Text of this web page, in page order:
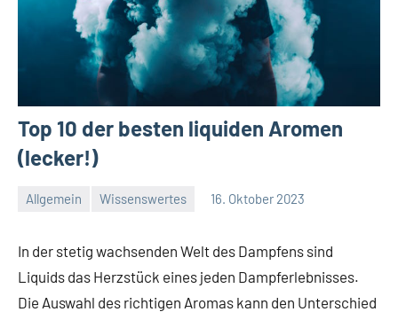
Top 10 der besten liquiden Aromen
(lecker!)
Allgemein Wissenswertes 16. Oktober 2023
Redaktion
Keine
In der stetig wachsenden Welt des Dampfens sind
Liquids das Herzstück eines jeden Dampferlebnisses.
Die Auswahl des richtigen Aromas kann den Unterschied